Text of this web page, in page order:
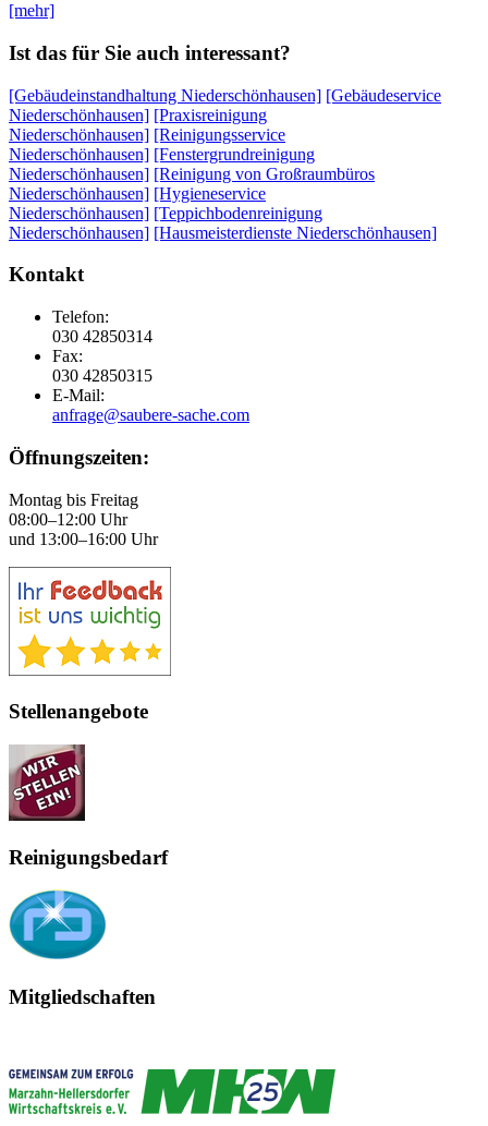
[mehr]
Ist das für Sie auch interessant?
[Gebäudeinstandhaltung Niederschönhausen] [Gebäudeservice
Niederschönhausen] [Praxisreinigung
Niederschönhausen] [Reinigungsservice
Niederschönhausen] [Fenstergrundreinigung
Niederschönhausen] [Reinigung von Großraumbüros
Niederschönhausen] [Hygieneservice
Niederschönhausen] [Teppichbodenreinigung
Niederschönhausen] [Hausmeisterdienste Niederschönhausen]
Kontakt
Telefon:
030 42850314
Fax:
030 42850315
E-Mail:
anfrage@saubere-sache.com
Öffnungszeiten:
Montag bis Freitag
08:00–12:00 Uhr
und 13:00–16:00 Uhr
Stellenangebote
Reinigungsbedarf
Mitgliedschaften